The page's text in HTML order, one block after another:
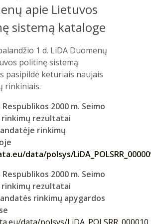
apie Lietuvos
sistemą kataloge
1 d. LiDA Duomenų
politinę sistemą
pasipildė keturiais naujais
rinkiniais.
2000 m. Seimo
rinkimų rezultatai
rinkimų
data/polsys/
2000 m. Seimo
rinkimų rezultatai
rinkimų apygardos